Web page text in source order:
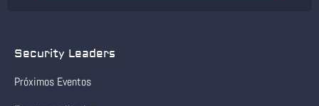
Security Leaders
Próximos Eventos